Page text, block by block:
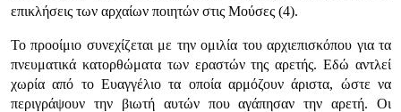
επικλήσεις των αρχαίων ποιητών στις Μούσες (4).
Το προοίμιο συνεχίζεται με την ομιλία του αρχιεπισκόπου για τα
πνευματικά κατορθώματα των εραστών της αρετής. Εδώ αντλεί
χωρία από το Ευαγγέλιο τα οποία αρμόζουν άριστα, ώστε να
περιγράψουν την βιωτή αυτών που αγάπησαν την αρετή. Οι